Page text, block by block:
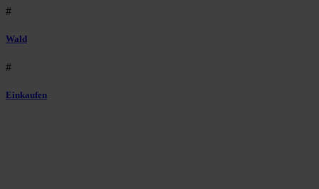
#
Wald
#
Einkaufen